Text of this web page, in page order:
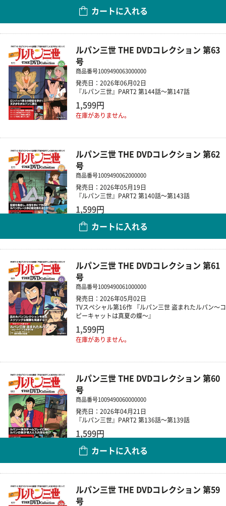
カートに入れる
ルパン三世 THE DVDコレクション 第63
号
商品番号1009490063000000
発売日：2026年06月02日
『ルパン三世』PART2 第144話～第147話
1,599円
在庫がありません。
ルパン三世 THE DVDコレクション 第62
号
商品番号1009490062000000
発売日：2026年05月19日
『ルパン三世』PART2 第140話～第143話
1,599円
カートに入れる
ルパン三世 THE DVDコレクション 第61
号
商品番号1009490061000000
発売日：2026年05月02日
TVスペシャル第16作 『ルパン三世 盗まれたルパン～コ
ピーキャットは真夏の蝶～』
1,599円
在庫がありません。
ルパン三世 THE DVDコレクション 第60
号
商品番号1009490060000000
発売日：2026年04月21日
『ルパン三世』PART2 第136話～第139話
1,599円
カートに入れる
ルパン三世 THE DVDコレクション 第59
号